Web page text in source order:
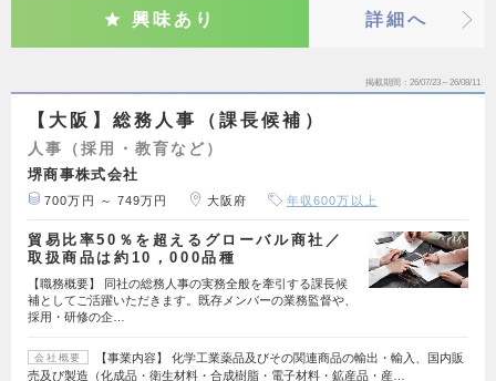
興味あり 詳細へ
掲載期間 26/07/23～26/08/11
【大阪】総務人事（課長候補）
人事（採用・教育など）
堺商事株式会社
700万円 ～ 749万円 大阪府 年収600万以上
貿易比率50％を超えるグローバル商社／
取扱商品は約10，000品種
【職務概要】 同社の総務人事の実務全般を牽引する課長候
補としてご活躍いただきます。既存メンバーの業務監督や、
採用・研修の企…
会社概要
【事業内容】 化学工業薬品及びその関連商品の輸出・輸入、国内販
売及び製造（化成品・衛生材料・合成樹脂・電子材料・鉱産品・産…